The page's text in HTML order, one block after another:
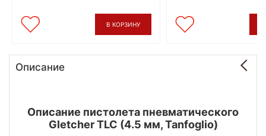
В КОРЗИНУ
Описание
Описание пистолета пневматического
Gletcher TLC (4.5 мм, Tanfoglio)